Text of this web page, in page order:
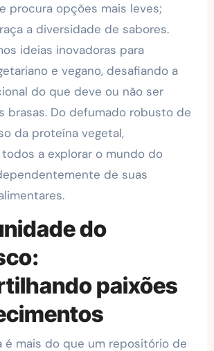
procura opções mais leves;
a diversidade de sabores.
ideias inovadoras para
e vegano, desafiando a
do que deve ou não ser
brasas. Do defumado robusto de
da proteína vegetal,
a explorar o mundo do
de suas
do
paixões
é mais do que um repositório de